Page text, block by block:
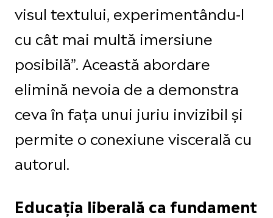
visul textului, experimentându-l
cu cât mai multă imersiune
posibilă”. Această abordare
elimină nevoia de a demonstra
ceva în fața unui juriu invizibil și
permite o conexiune viscerală cu
autorul.
Educația liberală ca fundament